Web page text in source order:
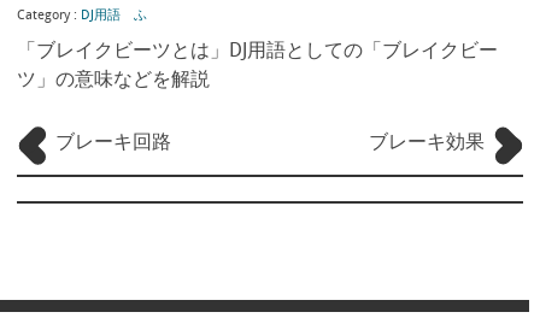
Category : DJ用語 ふ
「ブレイクビーツとは」DJ用語としての「ブレイクビー
ツ」の意味などを解説
ブレーキ回路 ブレーキ効果